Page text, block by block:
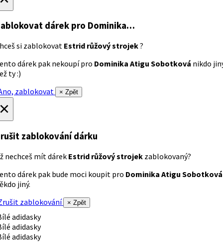
dárek pro Dominika…
si zablokovat Estrid růžový strojek?
dárek pak nekoupí pro Dominika Atigu Sobotková nikdo
ty :)
zablokovat
× Zpět
zablokování dárku
nechceš mít dárek Estrid růžový strojek zablokovaný?
dárek pak bude moci koupit pro Dominika Atigu Sobotková
jiný.
zablokování
× Zpět